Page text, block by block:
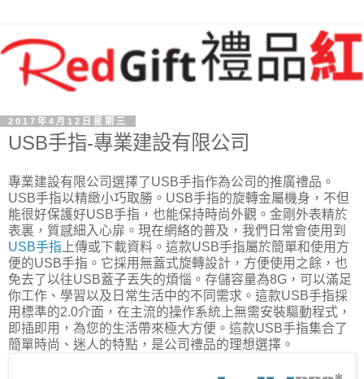
2017年4月12日星期三
USB手指-專業建設有限公司
專業建設有限公司選擇了USB手指作為公司的推廣禮品。
USB手指以精緻小巧取勝。USB手指的旋轉金屬機身，不但
能很好保護好USB手指，也能保持時尚外觀。金剛外表精於
表裏，質感細入心扉。現在網絡的普及，我們日常會使用到
USB手指 上傳或下載資料。這款USB手指屬於簡單和使用方
便的USB手指。它採用無蓋式旋轉設計，方便使用之餘，也
免去了以往USB蓋子丟失的煩惱。存儲容量為8G，可以滿足
你工作、學習以及日常生活中的不同需求。這款USB手指採
用標準的2.0介面，在主流的操作系統上無需安裝驅動程式，
即插即用，為您的生活帶來極大方便。這款USB手指集合了
簡單時尚、迷人的特點，是公司禮品的理想選擇。